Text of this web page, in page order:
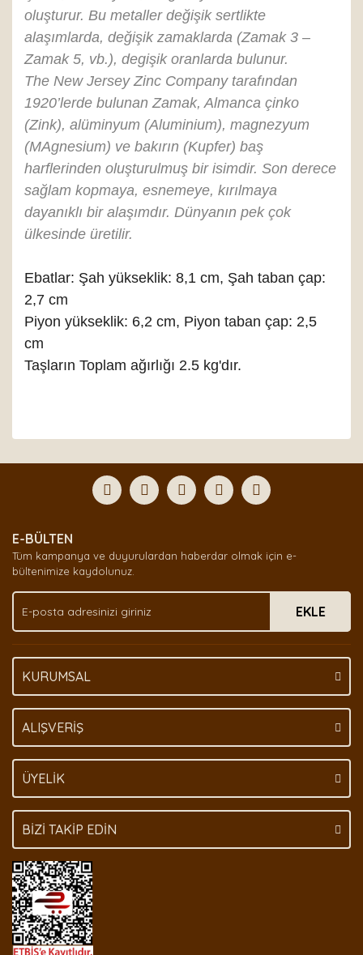
oluşturur. Bu metaller değişik sertlikte
alaşımlarda, değişik zamaklarda (Zamak 3 –
Zamak 5, vb.), degişik oranlarda bulunur.
The New Jersey Zinc Company tarafından
1920’lerde bulunan Zamak, Almanca çinko
(Zink), alüminyum (Aluminium), magnezyum
(MAgnesium) ve bakırın (Kupfer) baş
harflerinden oluşturulmuş bir isimdir. Son derece
sağlam kopmaya, esnemeye, kırılmaya
dayanıklı bir alaşımdır. Dünyanın pek çok
ülkesinde üretilir.
Ebatlar: Şah yükseklik: 8,1 cm, Şah taban çap:
2,7 cm
Piyon yükseklik: 6,2 cm, Piyon taban çap: 2,5
cm
Taşların Toplam ağırlığı 2.5 kg'dır.
Yorum Yaz
formunu kullanarak tarafımıza iletebilirsiniz.
Görüş ve önerileriniz için teşekkür ederiz.
Ürün açıklamasında eksik bilgiler bulunuyor.
Ürün bilgilerinde hatalar bulunuyor.
Ürün fiyatı diğer sitelerden daha pahalı.
Bu ürüne benzer farklı alternatifler olmalı.
E-BÜLTEN
Tüm kampanya ve duyurulardan haberdar olmak için e-
bültenimize kaydolunuz.
EKLE
KURUMSAL
ALIŞVERİŞ
ÜYELİK
BİZİ TAKİP EDİN